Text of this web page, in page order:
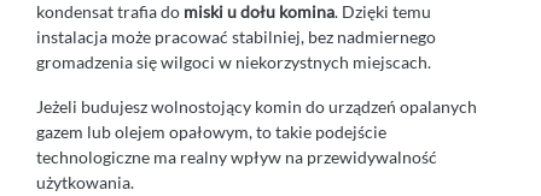
kondensat trafia do miski u dołu komina. Dzięki temu
instalacja może pracować stabilniej, bez nadmiernego
gromadzenia się wilgoci w niekorzystnych miejscach.
Jeżeli budujesz wolnostojący komin do urządzeń opalanych
gazem lub olejem opałowym, to takie podejście
technologiczne ma realny wpływ na przewidywalność
użytkowania.